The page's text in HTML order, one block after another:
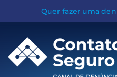
Quer fazer uma